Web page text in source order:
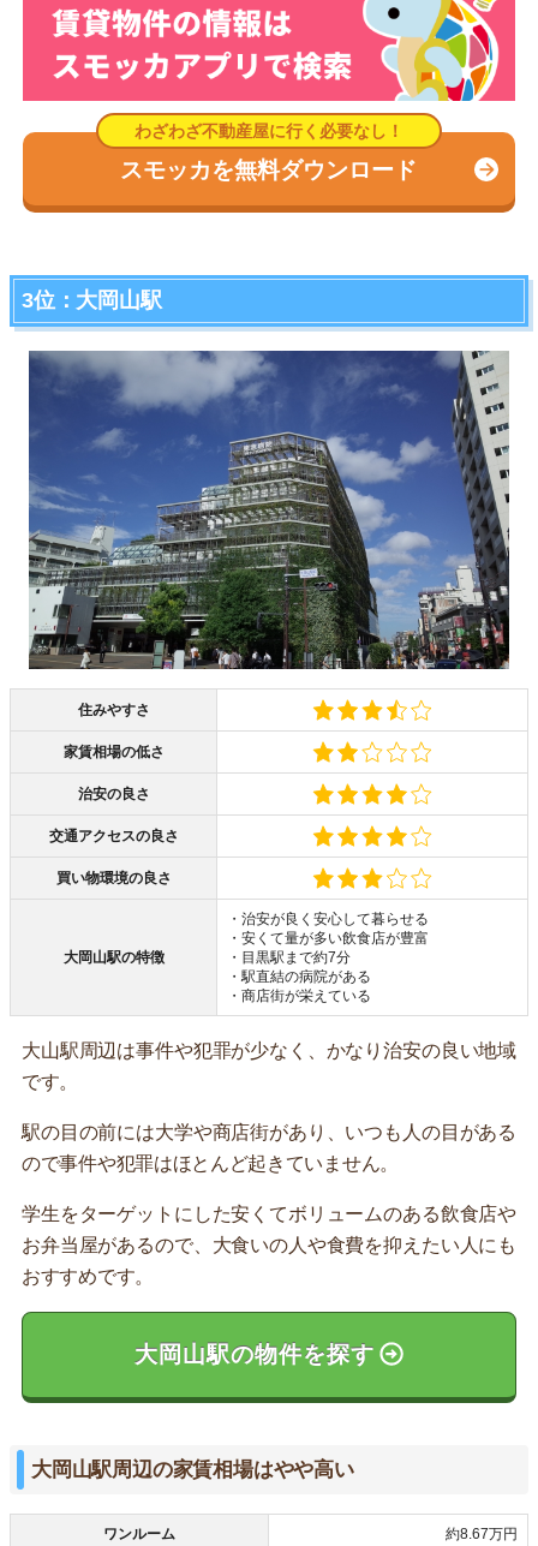
スモッカを無料ダウンロード
3位：大岡山駅
住みやすさ
家賃相場の低さ
治安の良さ
交通アクセスの良さ
買い物環境の良さ
大岡山駅の特徴
・治安が良く安心して暮らせる
・安くて量が多い飲食店が豊富
・目黒駅まで約7分
・駅直結の病院がある
・商店街が栄えている
大山駅周辺は事件や犯罪が少なく、かなり治安の良い地域
です。
駅の目の前には大学や商店街があり、いつも人の目がある
ので事件や犯罪はほとんど起きていません。
学生をターゲットにした安くてボリュームのある飲食店や
お弁当屋があるので、大食いの人や食費を抑えたい人にも
おすすめです。
大岡山駅の物件を探す
大岡山駅周辺の家賃相場はやや高い
ワンルーム 約8.67万円